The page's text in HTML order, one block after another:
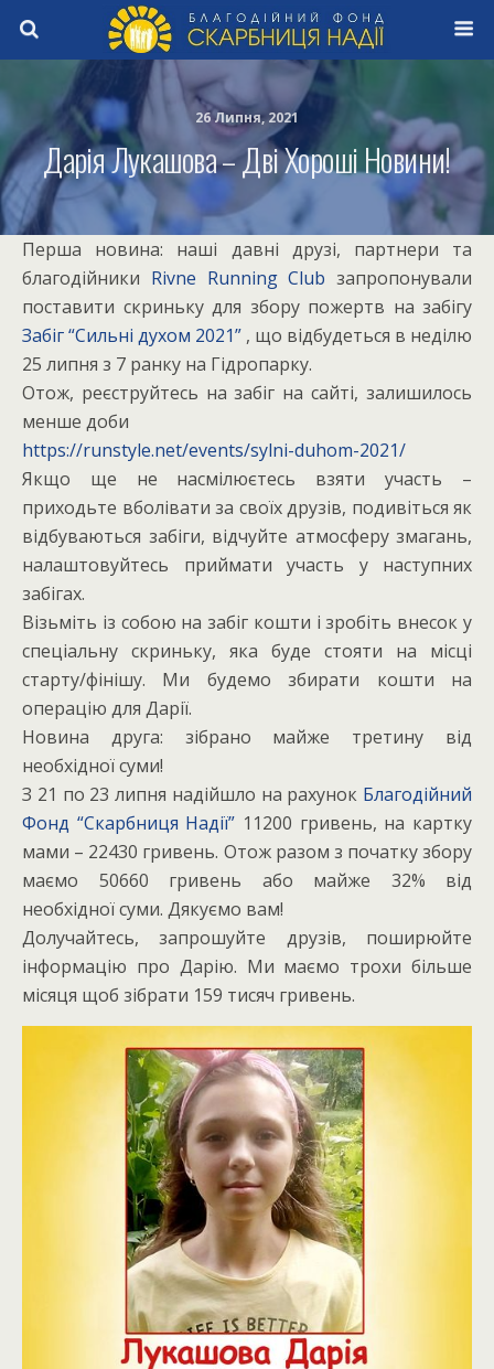
26 Липня, 2021
Дарія Лукашова – Дві Хороші Новини!
Перша новина: наші давні друзі, партнери та
благодійники Rivne Running Club запропонували
поставити скриньку для збору пожертв на забігу
Забіг “Сильні духом 2021” , що відбудеться в неділю
25 липня з 7 ранку на Гідропарку.
Отож, реєструйтесь на забіг на сайті, залишилось
менше доби
https://runstyle.net/events/sylni-duhom-2021/
Якщо ще не насмілюєтесь взяти участь –
приходьте вболівати за своїх друзів, подивіться як
відбуваються забіги, відчуйте атмосферу змагань,
налаштовуйтесь приймати участь у наступних
забігах.
Візьміть із собою на забіг кошти і зробіть внесок у
спеціальну скриньку, яка буде стояти на місці
старту/фінішу. Ми будемо збирати кошти на
операцію для Дарії.
Новина друга: зібрано майже третину від
необхідної суми!
З 21 по 23 липня надійшло на рахунок Благодійний
Фонд “Скарбниця Надії” 11200 гривень, на картку
мами – 22430 гривень. Отож разом з початку збору
маємо 50660 гривень або майже 32% від
необхідної суми. Дякуємо вам!
Долучайтесь, запрошуйте друзів, поширюйте
інформацію про Дарію. Ми маємо трохи більше
місяця щоб зібрати 159 тисяч гривень.